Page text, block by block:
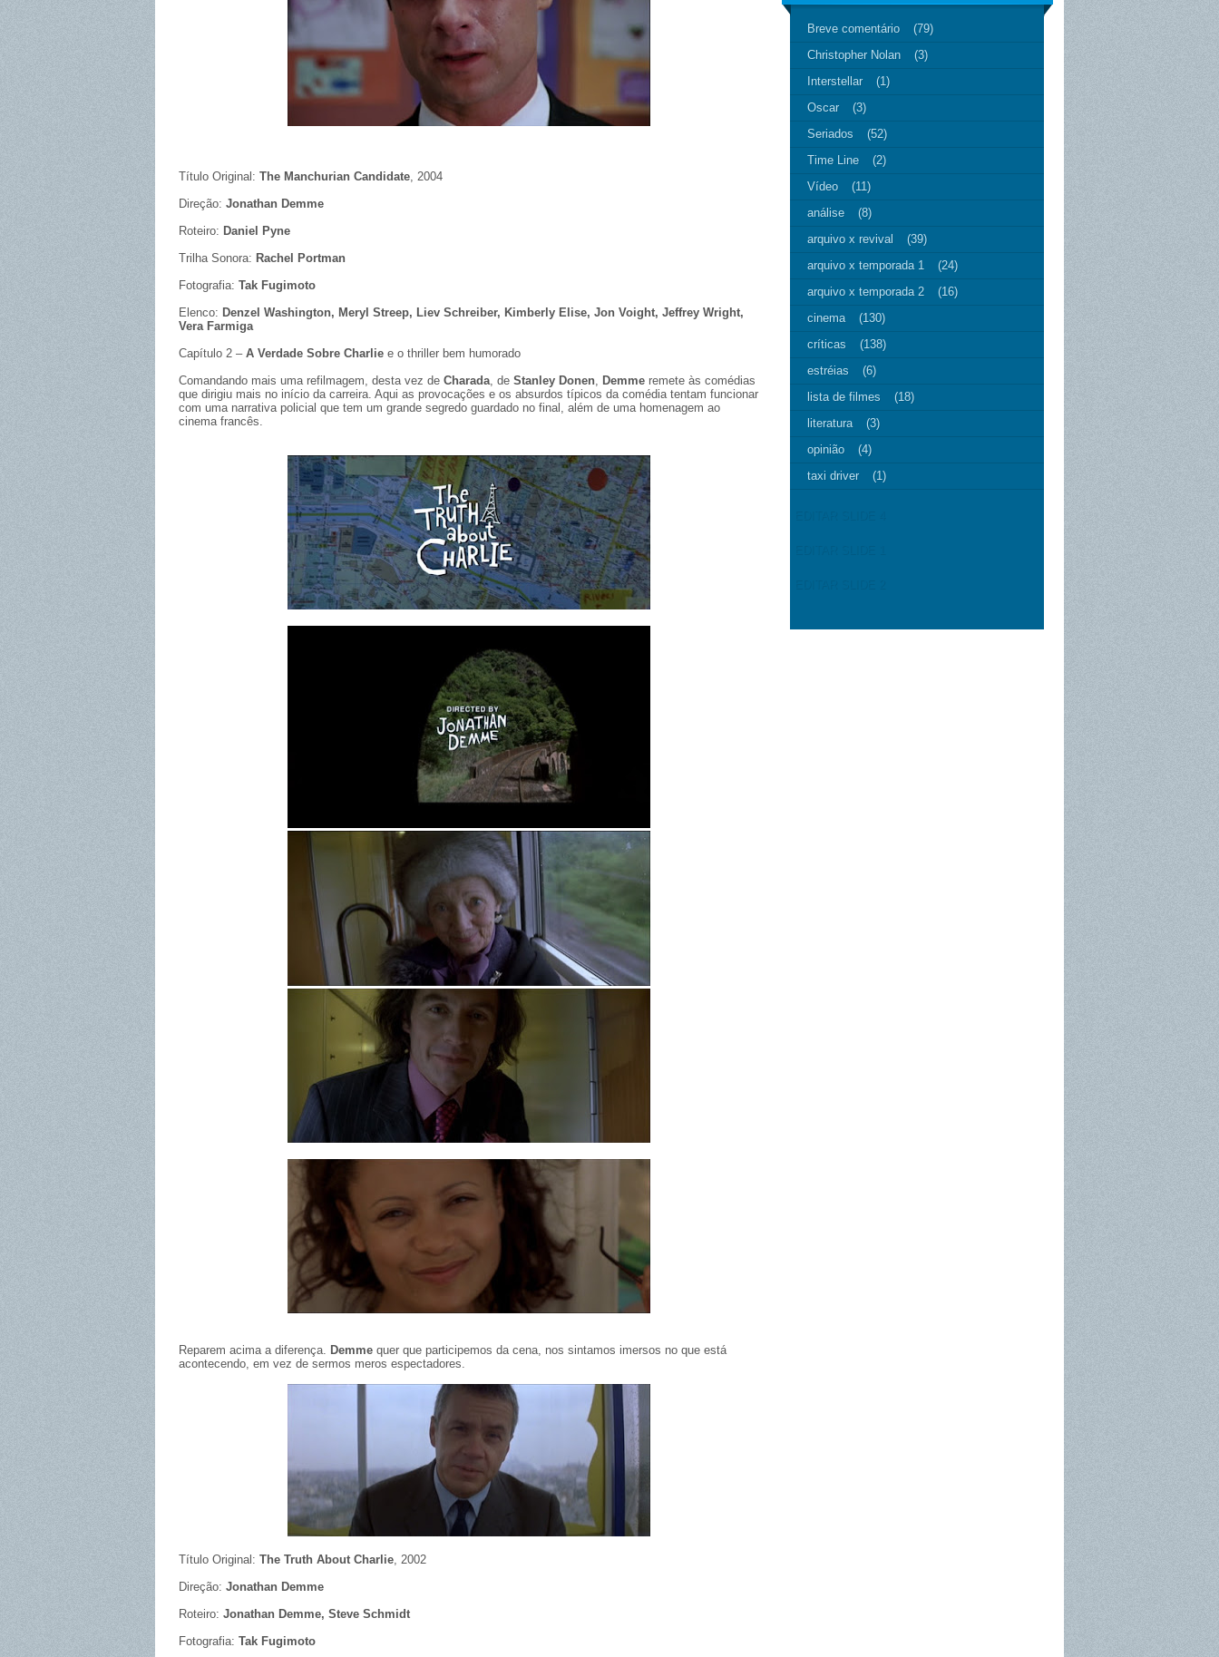
Título Original: The Manchurian Candidate, 2004
Direção: Jonathan Demme
Roteiro: Daniel Pyne
Trilha Sonora: Rachel Portman
Fotografia: Tak Fugimoto
Elenco: Denzel Washington, Meryl Streep, Liev Schreiber, Kimberly Elise, Jon Voight, Jeffrey Wright,
Vera Farmiga
Capítulo 2 – A Verdade Sobre Charlie e o thriller bem humorado
Comandando mais uma refilmagem, desta vez de Charada, de Stanley Donen, Demme remete às comédias
que dirigiu mais no início da carreira. Aqui as provocações e os absurdos típicos da comédia tentam funcionar
com uma narrativa policial que tem um grande segredo guardado no final, além de uma homenagem ao
cinema francês.
Reparem acima a diferença. Demme quer que participemos da cena, nos sintamos imersos no que está
acontecendo, em vez de sermos meros espectadores.
Título Original: The Truth About Charlie, 2002
Direção: Jonathan Demme
Roteiro: Jonathan Demme, Steve Schmidt
Fotografia: Tak Fugimoto
Breve comentário
(79)
Christopher Nolan
(3)
Interstellar
(1)
Oscar
(3)
Seriados
(52)
Time Line
(2)
Vídeo
(11)
análise
(8)
arquivo x revival
(39)
arquivo x temporada 1
(24)
arquivo x temporada 2
(16)
cinema
(130)
críticas
(138)
estréias
(6)
lista de filmes
(18)
literatura
(3)
opinião
(4)
taxi driver
(1)